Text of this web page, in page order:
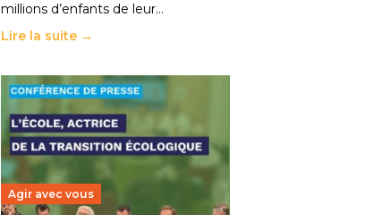
millions d’enfants de leur…
Lire la suite →
Agir avec vous